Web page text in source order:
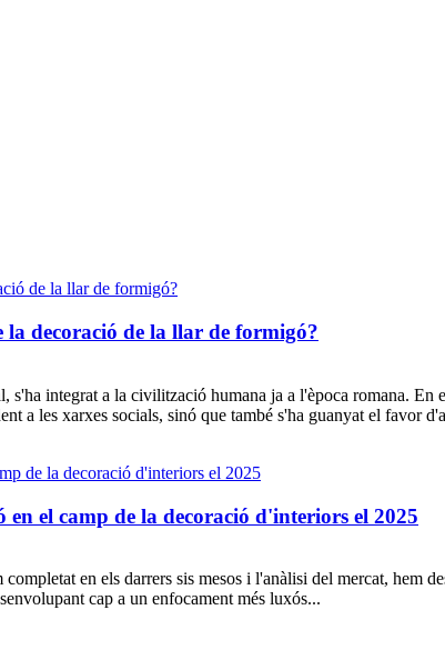
la decoració de la llar de formigó?
integrat a la civilització humana ja a l'època romana. En
a les xarxes socials, sinó que també s'ha guanyat el favor
el camp de la decoració d'interiors el 2025
en els darrers sis mesos i l'anàlisi del mercat, hem
cap a un enfocament més luxós...